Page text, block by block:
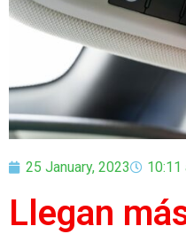
25 January, 2023 10:11
Llegan